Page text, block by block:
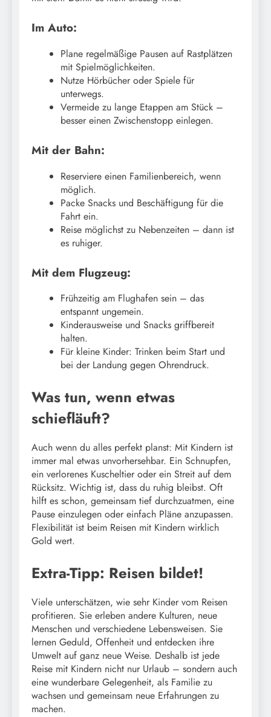
Im Auto:
Plane regelmäßige Pausen auf Rastplätzen
mit Spielmöglichkeiten.
Nutze Hörbücher oder Spiele für
unterwegs.
Vermeide zu lange Etappen am Stück –
besser einen Zwischenstopp einlegen.
Mit der Bahn:
Reserviere einen Familienbereich, wenn
möglich.
Packe Snacks und Beschäftigung für die
Fahrt ein.
Reise möglichst zu Nebenzeiten – dann ist
es ruhiger.
Mit dem Flugzeug:
Frühzeitig am Flughafen sein – das
entspannt ungemein.
Kinderausweise und Snacks griffbereit
halten.
Für kleine Kinder: Trinken beim Start und
bei der Landung gegen Ohrendruck.
Was tun, wenn etwas
schiefläuft?
Auch wenn du alles perfekt planst: Mit Kindern ist
immer mal etwas unvorhersehbar. Ein Schnupfen,
ein verlorenes Kuscheltier oder ein Streit auf dem
Rücksitz. Wichtig ist, dass du ruhig bleibst. Oft
hilft es schon, gemeinsam tief durchzuatmen, eine
Pause einzulegen oder einfach Pläne anzupassen.
Flexibilität ist beim Reisen mit Kindern wirklich
Gold wert.
Extra-Tipp: Reisen bildet!
Viele unterschätzen, wie sehr Kinder vom Reisen
profitieren. Sie erleben andere Kulturen, neue
Menschen und verschiedene Lebensweisen. Sie
lernen Geduld, Offenheit und entdecken ihre
Umwelt auf ganz neue Weise. Deshalb ist jede
Reise mit Kindern nicht nur Urlaub – sondern auch
eine wunderbare Gelegenheit, als Familie zu
wachsen und gemeinsam neue Erfahrungen zu
machen.